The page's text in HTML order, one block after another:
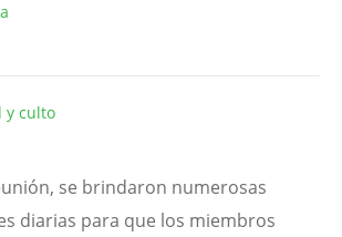
y culto
se brindaron numerosas
diarias para que los miembros